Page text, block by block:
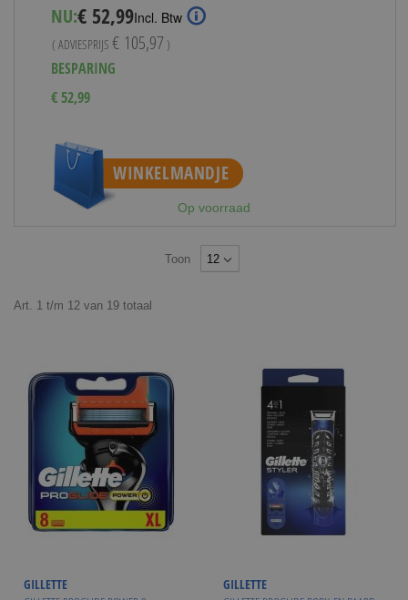
NU:Special
Price
€ 52,99Incl. Btw
( ADVIESPRIJS € 105,97 )
BESPARING
€ 52,99
WINKELMANDJE
Op voorraad
Toon
Art. 1 t/m 12 van 19 totaal
GILLETTE
GILLETTE